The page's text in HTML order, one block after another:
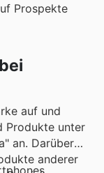
Prospekte
auf und
Produkte unter
an. Darüber
anderer